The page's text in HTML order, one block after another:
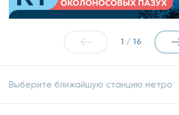
1 / 16
Выберите ближайшую станцию метро